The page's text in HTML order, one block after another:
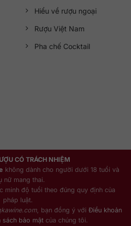
Hiểu về rượu ngoại
Rượu Việt Nam
Pha chế Cocktail
CÓ TRÁCH NHIỆM
không dành cho người dưới 18 tuổi và
nữ mang thai.
minh độ tuổi theo đúng quy định của
pháp luật.
, bạn đồng ý với Điều khoản
sách bảo mậtcủa chúng tôi.